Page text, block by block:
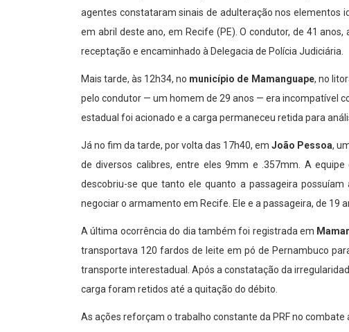
agentes constataram sinais de adulteração nos elementos
em abril deste ano, em Recife (PE). O condutor, de 41
receptação e encaminhado à Delegacia de Polícia Judiciária.
Mais tarde, às 12h34, no município de Mamanguape, no
pelo condutor — um homem de 29 anos — era incompatível
estadual foi acionado e a carga permaneceu retida para
Já no fim da tarde, por volta das 17h40, emJoão Pessoa,
de diversos calibres, entre eles 9mm e .357mm. A
descobriu-se que tanto ele quanto a passageira
negociar o armamento em Recife. Ele e a passageira, de 19
A última ocorrência do dia também foi registrada em
transportava 120 fardos de leite em pó de Pernambuco
transporte interestadual. Após a constatação da
carga foram retidos até a quitação do débito.
As ações reforçam o trabalho constante da PRF no